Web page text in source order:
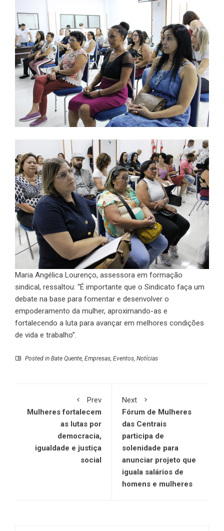
Maria Angélica Lourenço, assessora em formação
sindical, ressaltou: “É importante que o Sindicato faça um
debate na base para fomentar e desenvolver o
empoderamento da mulher, aproximando-as e
fortalecendo a luta para avançar em melhores condições
de vida e trabalho”.
Posted in Bate Quente Empresas Eventos Notícias
Prev
Mulheres fortalecem
as lutas por
democracia,
igualdade e justiça
social
Next
Fórum de Mulheres
das Centrais
participa de
solenidade para
anunciar projeto que
iguala salários de
homens e mulheres